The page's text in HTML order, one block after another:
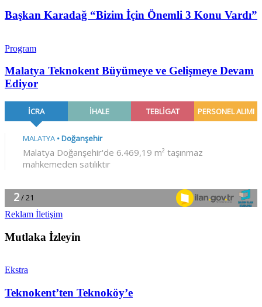
Başkan Karadağ “Bizim İçin Önemli 3 Konu Vardı”
Program
Malatya Teknokent Büyümeye ve Gelişmeye Devam
Ediyor
Reklam İletişim
Mutlaka İzleyin
Ekstra
Teknokent’ten Teknoköy’e